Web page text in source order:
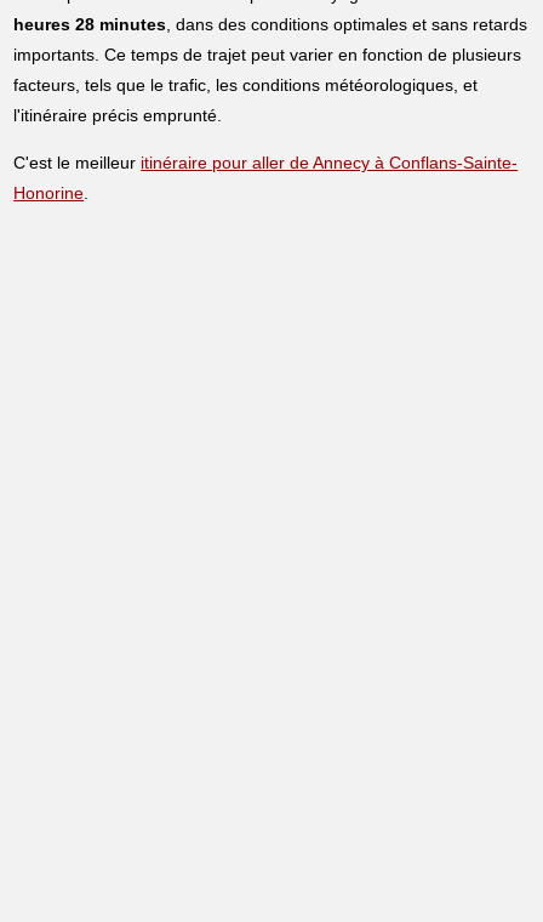
heures 28 minutes, dans des conditions optimales et sans retards
importants. Ce temps de trajet peut varier en fonction de plusieurs
facteurs, tels que le trafic, les conditions météorologiques, et
l'itinéraire précis emprunté.
C'est le meilleur itinéraire pour aller de Annecy à Conflans-Sainte-
Honorine.